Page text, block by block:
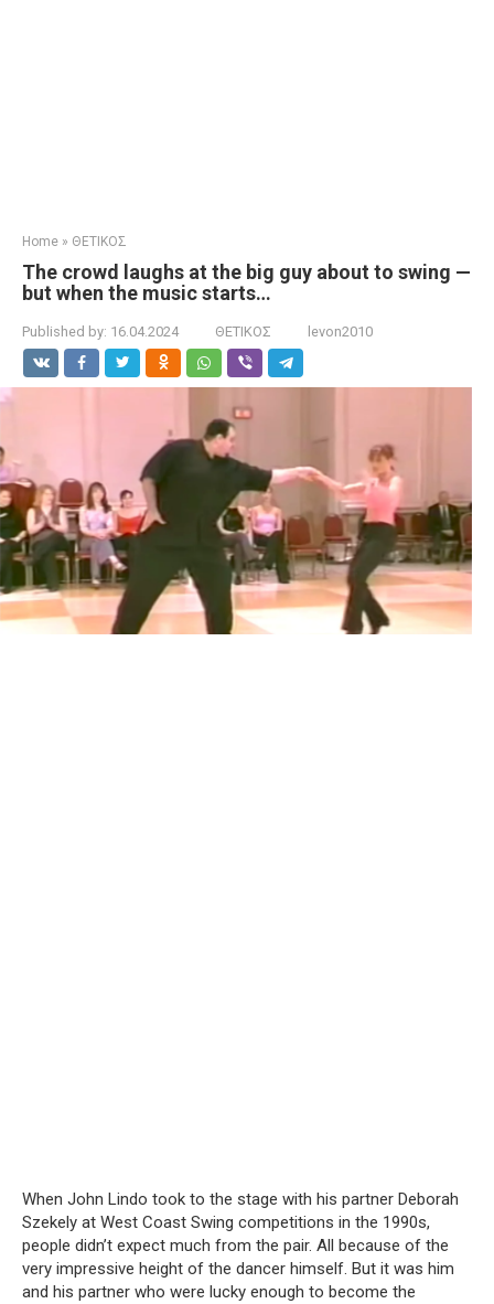
Home » ΘΕΤΙΚΟΣ
The crowd laughs at the big guy about to swing —
but when the music starts…
Published by: 16.04.2024 ΘΕΤΙΚΟΣ levon2010
When John Lindo took to the stage with his partner Deborah
Szekely at West Coast Swing competitions in the 1990s,
people didn’t expect much from the pair. All because of the
very impressive height of the dancer himself. But it was him
and his partner who were lucky enough to become the